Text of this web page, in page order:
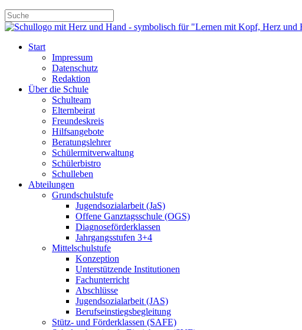
Start
Impressum
Datenschutz
Redaktion
Über die Schule
Schulteam
Elternbeirat
Freundeskreis
Hilfsangebote
Beratungslehrer
Schülermitverwaltung
Schülerbistro
Schulleben
Abteilungen
Grundschulstufe
Jugendsozialarbeit (JaS)
Offene Ganztagsschule (OGS)
Diagnoseförderklassen
Jahrgangsstufen 3+4
Mittelschulstufe
Konzeption
Unterstützende Institutionen
Fachunterricht
Abschlüsse
Jugendsozialarbeit (JAS)
Berufseinstiegsbegleitung
Stütz- und Förderklassen (SAFE)